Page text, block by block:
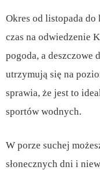
Okres od listopada
czas na odwiedzenie
pogoda, a deszczowe
utrzymują się na
sprawia, że jest to
sportów wodnych.
W porze suchej
słonecznych dni i